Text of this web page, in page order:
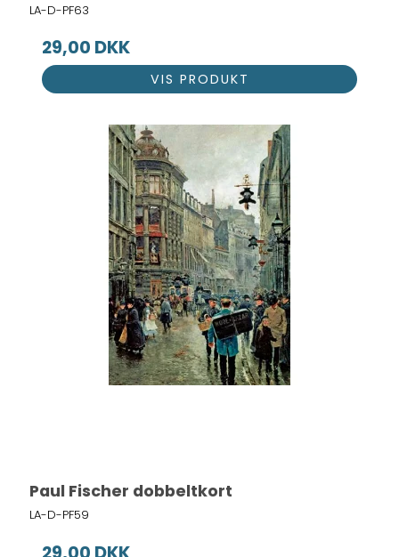
LA-D-PF63
29,00 DKK
VIS PRODUKT
Paul Fischer dobbeltkort
LA-D-PF59